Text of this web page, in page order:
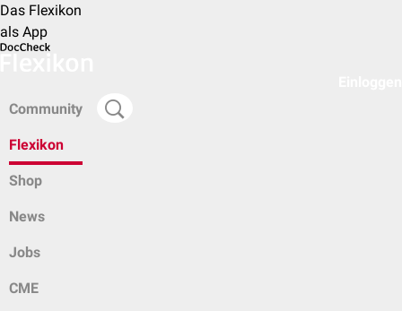
Das Flexikon
als App
Community
Flexikon
Shop
News
Jobs
CME